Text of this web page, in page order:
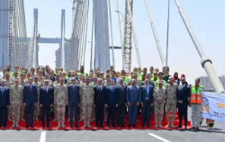
وكوبري تحيا مصر